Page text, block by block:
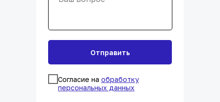
Согласие на обработку
персональных данных
Отправить